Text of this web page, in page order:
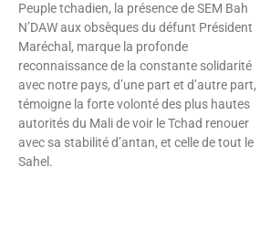
Peuple tchadien, la présence de SEM Bah
N’DAW aux obsèques du défunt Président
Maréchal, marque la profonde
reconnaissance de la constante solidarité
avec notre pays, d’une part et d’autre part,
témoigne la forte volonté des plus hautes
autorités du Mali de voir le Tchad renouer
avec sa stabilité d’antan, et celle de tout le
Sahel.